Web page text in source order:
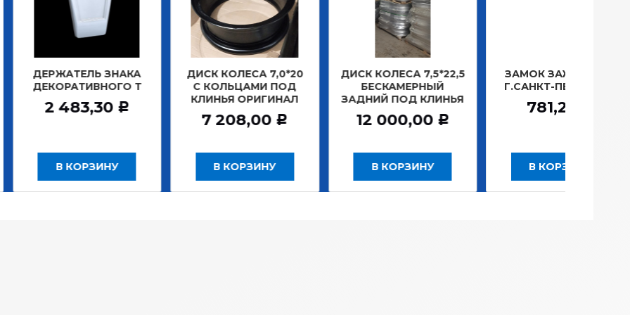
ЗНАКА
Т
Р
ДИСК КОЛЕСА 7,0*20
С КОЛЬЦАМИ ПОД
КЛИНЬЯ ОРИГИНАЛ
7 208,00 Р
ДИСК КОЛЕСА 7,5*22,5
БЕСКАМЕРНЫЙ
ЗАДНИЙ ПОД КЛИНЬЯ
12 000,00 Р
ЗАМОК ЗАЖИГАНИЯ
Г.САНКТ-ПЕТЕРБУРГ
781,20